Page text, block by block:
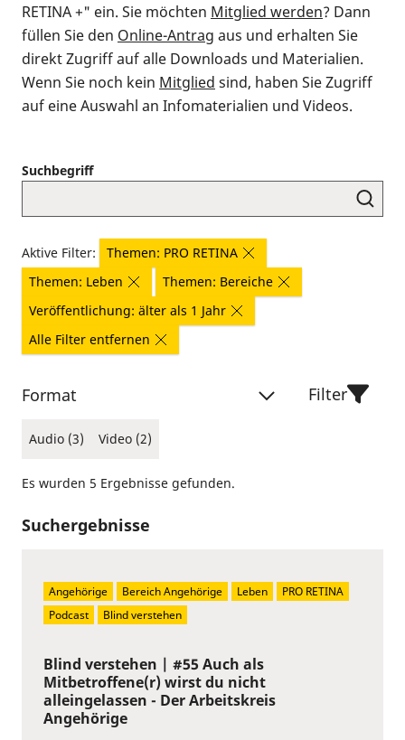
RETINA +" ein. Sie möchten Mitglied werden? Dann
füllen Sie den Online-Antrag aus und erhalten Sie
direkt Zugriff auf alle Downloads und Materialien.
Wenn Sie noch kein Mitglied sind, haben Sie Zugriff
auf eine Auswahl an Infomaterialien und Videos.
Suchbegriff
Aktive Filter:
Themen: PRO RETINA
Themen: Leben
Themen: Bereiche
Veröffentlichung: älter als 1 Jahr
Alle Filter entfernen
Format
Audio (3) Video (2)
Filter
Es wurden 5 Ergebnisse gefunden.
Suchergebnisse
Blind verstehen | #55 Auch als
Mitbetroffene(r) wirst du nicht
alleingelassen - Der Arbeitskreis
Angehörige
Angehörige Bereich Angehörige Leben
PRO RETINA
Podcast
Blind verstehen